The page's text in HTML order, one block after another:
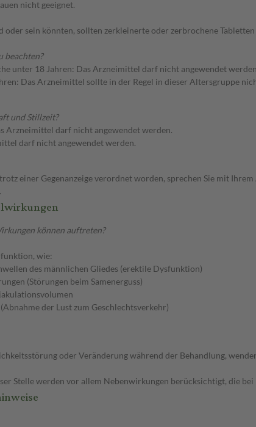
nicht geeignet.
oder sein könnten, sollten zerkleinerte oder zerbrochene
beachten?
unter 18 Jahren: Das Arzneimittel darf nicht angewendet
Das Arzneimittel sollte in der Regel in dieser Altersgruppe
und Stillzeit?
Arzneimittel darf nicht angewendet werden.
darf nicht angewendet werden.
einer Gegenanzeige verordnet worden, sprechen Sie mit
können auftreten?
wie:
des männlichen Gliedes (erektile Dysfunktion)
(Störungen beim Samenerguss)
der Lust zum Geschlechtsverkehr)
oder Veränderung während der Behandlung,
Stelle werden vor allem Nebenwirkungen berücksichtigt, die